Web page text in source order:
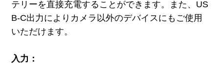
テリーを直接充電することができます。また、US
B-C出力によりカメラ以外のデバイスにもご使用
いただけます。
入力：